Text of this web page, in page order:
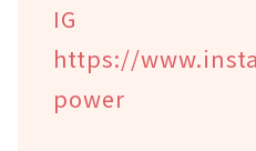
https://
power